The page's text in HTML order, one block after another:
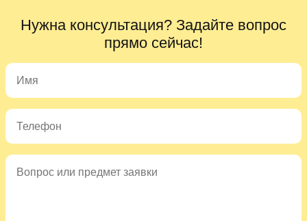
Нужна консультация? Задайте вопрос
прямо сейчас!